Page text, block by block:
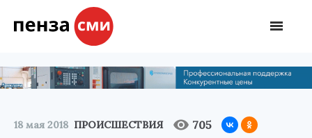
18 мая 2018 ПРОИСШЕСТВИЯ 705